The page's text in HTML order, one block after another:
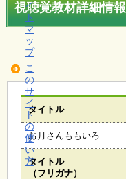
知
ら
せ
講
座
・
イ
ベ
イ
ト
マ
ッ
プ
こ
の
サ
イ
ト
の
使
い
方
視聴覚教材詳細
タイトル
お月さんももいろ
タイトル
（フリガナ）